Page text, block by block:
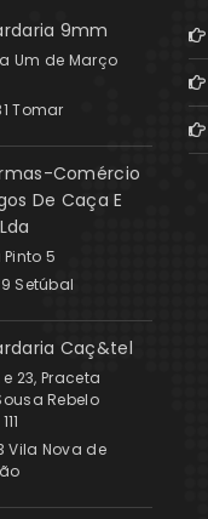
9mm
Um de Março
Tomar
Comércio
De Caça E
Pinto 5
Setúbal
Caç&tel
23, Praceta
Rebelo
Vila Nova de